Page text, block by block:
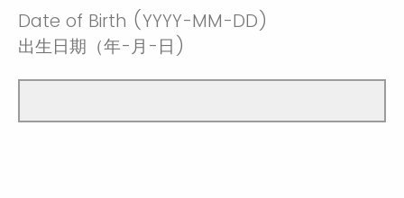
Date of Birth (YYYY-MM-DD)
出生日期（年-月-日)